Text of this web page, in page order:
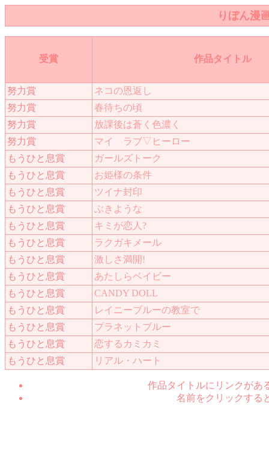
りぼん漫
受賞 作品タイトル
努力賞
ネコの恩返し
努力賞
春待ちの頃
努力賞
放課後は蒼く色濃く
努力賞
マイ ラブ▽ヒーロー
もうひと息賞
ガールズトーク
もうひと息賞
お姫様の条件
もうひと息賞
ツイナ封印
もうひと息賞
ぶきような
もうひと息賞
キミが恋人?
もうひと息賞
ラクガキメール
もうひと息賞
激しさ満開!
もうひと息賞
あたしらベイビー
もうひと息賞
CANDY DOLL
もうひと息賞
レイニーブルーの教室で
もうひと息賞
プラネットブルー
もうひと息賞
恋するカミカミ
もうひと息賞
リアル・ハート
作品タイトルにリンクがあ
名前をクリックする